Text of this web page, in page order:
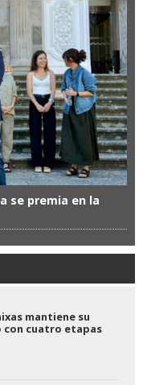
se premia en la
mantiene su
cuatro etapas